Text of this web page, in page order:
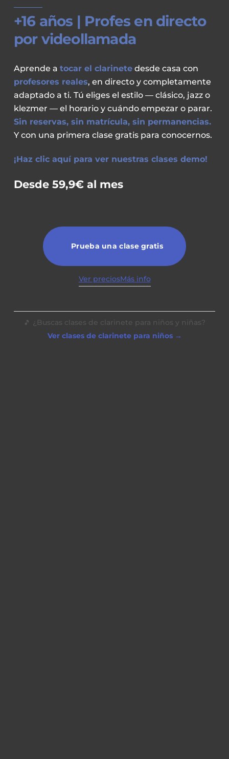
+16 años | Profes en directo
por videollamada
Aprende a tocar el clarinetedesde casa con
profesores reales, en directo y completamente
adaptado a ti. Tú eliges el estilo — clásico, jazz o
klezmer — el horario y cuándo empezar o parar.
Sin reservas, sin matrícula, sin permanencias.
Y con una primera clase gratis para conocernos.
¡Haz clic aquí para ver nuestras clases demo!
Desde 59,9€ al mes
Prueba una clase gratis
Ver preciosMás info
🎵 ¿Buscas clases de clarinete para niños y niñas?
Ver clases de clarinete para niños →